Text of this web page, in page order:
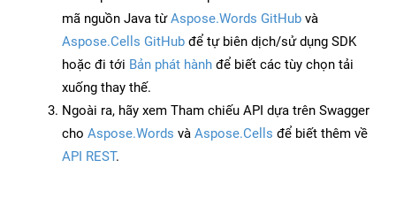
mã nguồn Java từAspose.Words GitHub và
Aspose.Cells GitHub để tự biên dịch/sử dụng SDK
hoặc đi tới Bản phát hành để biết các tùy chọn tải
xuống thay thế.
Ngoài ra, hãy xem Tham chiếu API dựa trên Swagger
cho Aspose.Words và Aspose.Cells để biết thêm về
API REST.